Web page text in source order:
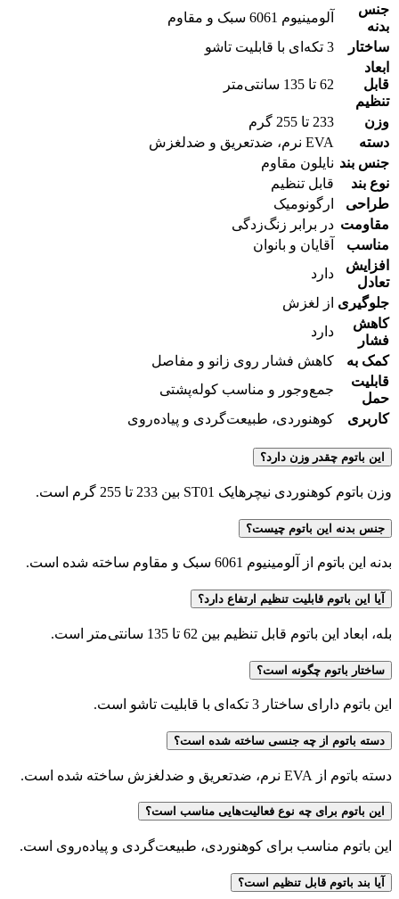
جنس
بدنه
آلومینیوم 6061 سبک و مقاوم
ساختار
3 تکه‌ای با قابلیت تاشو
ابعاد
قابل
تنظیم
62 تا 135 سانتی‌متر
وزن
233 تا 255 گرم
دسته
EVA نرم، ضدتعریق و ضدلغزش
جنس بند نایلون مقاوم
نوع بند
قابل تنظیم
طراحی
ارگونومیک
مقاومت در برابر زنگ‌زدگی
مناسب
آقایان و بانوان
افزایش
تعادل
دارد
جلوگیری از لغزش
کاهش
فشار
دارد
کمک به
کاهش فشار روی زانو و مفاصل
قابلیت
حمل
جمع‌وجور و مناسب کوله‌پشتی
کاربری
کوهنوردی، طبیعت‌گردی و پیاده‌روی
این باتوم چقدر وزن دارد؟
وزن باتوم کوهنوردی نیچرهایک ST01 بین 233 تا 255 گرم است.
جنس بدنه این باتوم چیست؟
بدنه این باتوم از آلومینیوم 6061 سبک و مقاوم ساخته شده است.
آیا این باتوم قابلیت تنظیم ارتفاع دارد؟
بله، ابعاد این باتوم قابل تنظیم بین 62 تا 135 سانتی‌متر است.
ساختار باتوم چگونه است؟
این باتوم دارای ساختار 3 تکه‌ای با قابلیت تاشو است.
دسته باتوم از چه جنسی ساخته شده است؟
دسته باتوم از EVA نرم، ضدتعریق و ضدلغزش ساخته شده است.
این باتوم برای چه نوع فعالیت‌هایی مناسب است؟
این باتوم مناسب برای کوهنوردی، طبیعت‌گردی و پیاده‌روی است.
آیا بند باتوم قابل تنظیم است؟